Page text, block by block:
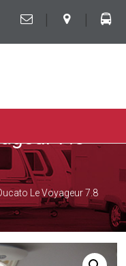
|
|
7.8
Le Voyageur 7.8